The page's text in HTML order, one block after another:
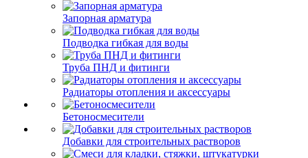
Запорная арматура
Подводка гибкая для воды
Труба ПНД и фитинги
Радиаторы отопления и аксессуары
Бетоносмесители
Добавки для строительных растворов